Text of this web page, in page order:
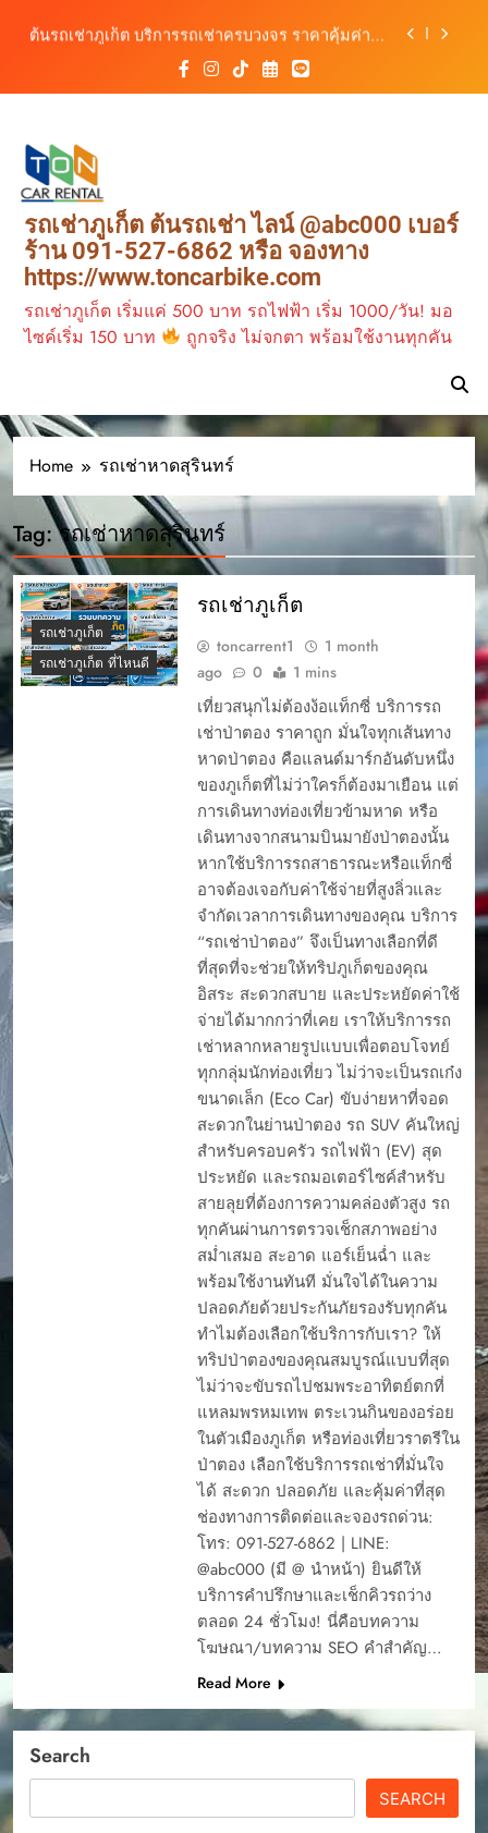
ต้นรถเช่าภูเก็ต บริการรถเช่าครบวงจร ราคาคุ้มค่า
เดินทางสะดวกทุกเส้นทาง
เช่ารถมอเตอร์ไซค์ภูเก็ต กับต้นรถเช่า เดินทาง
สะดวก ราคาประหยัด เริ่มต้นเพียง 150 บาท/วัน
เลือกหลากหลาย พร้อมบริการ 24 ชั่วโมง
วิเคราะห์ตลาดรถเช่าภูเก็ต 3 เดือนข้างหน้า:
สิงหาคม–ตุลาคม 2569
ต้นรถเช่าภูเก็ต บริการรถเช่าครบวงจร ราคาคุ้มค่า
เดินทางสะดวกทุกเส้นทาง
เช่ารถมอเตอร์ไซค์ภูเก็ต กับต้นรถเช่า เดินทาง
สะดวก ราคาประหยัด เริ่มต้นเพียง 150 บาท/วัน
รถเช่าภูเก็ต ต้นรถเช่า ไลน์ @abc000 เบอร์
ร้าน 091-527-6862 หรือ จองทาง
https://www.toncarbike.com
รถเช่าภูเก็ต เริ่มแค่ 500 บาท รถไฟฟ้า เริ่ม 1000/วัน! มอ
ไซค์เริ่ม 150 บาท
ถูกจริง ไม่จกตา พร้อมใช้งานทุกคัน
Home รถเช่าหาดสุรินทร์
Tag:รถเช่าหาดสุรินทร์
รถเช่าภูเก็ต
รถเช่าภูเก็ต ที่ไหนดี
รถเช่าภูเก็ต
toncarrent1
1 month
ago
0 1 mins
เที่ยวสนุกไม่ต้องง้อแท็กซี่ บริการรถ
เช่าป่าตอง ราคาถูก มั่นใจทุกเส้นทาง
หาดป่าตอง คือแลนด์มาร์กอันดับหนึ่ง
ของภูเก็ตที่ไม่ว่าใครก็ต้องมาเยือน แต่
การเดินทางท่องเที่ยวข้ามหาด หรือ
เดินทางจากสนามบินมายังป่าตองนั้น
หากใช้บริการรถสาธารณะหรือแท็กซี่
อาจต้องเจอกับค่าใช้จ่ายที่สูงลิ่วและ
จำกัดเวลาการเดินทางของคุณ บริการ
“รถเช่าป่าตอง” จึงเป็นทางเลือกที่ดี
ที่สุดที่จะช่วยให้ทริปภูเก็ตของคุณ
อิสระ สะดวกสบาย และประหยัดค่าใช้
จ่ายได้มากกว่าที่เคย เราให้บริการรถ
เช่าหลากหลายรูปแบบเพื่อตอบโจทย์
ทุกกลุ่มนักท่องเที่ยว ไม่ว่าจะเป็นรถเก๋ง
ขนาดเล็ก (Eco Car) ขับง่ายหาที่จอด
สะดวกในย่านป่าตอง รถ SUV คันใหญ่
สำหรับครอบครัว รถไฟฟ้า (EV) สุด
ประหยัด และรถมอเตอร์ไซค์สำหรับ
สายลุยที่ต้องการความคล่องตัวสูง รถ
ทุกคันผ่านการตรวจเช็กสภาพอย่าง
สม่ำเสมอ สะอาด แอร์เย็นฉ่ำ และ
พร้อมใช้งานทันที มั่นใจได้ในความ
ปลอดภัยด้วยประกันภัยรองรับทุกคัน
ทำไมต้องเลือกใช้บริการกับเรา? ให้
ทริปป่าตองของคุณสมบูรณ์แบบที่สุด
ไม่ว่าจะขับรถไปชมพระอาทิตย์ตกที่
แหลมพรหมเทพ ตระเวนกินของอร่อย
ในตัวเมืองภูเก็ต หรือท่องเที่ยวราตรีใน
ป่าตอง เลือกใช้บริการรถเช่าที่มั่นใจ
ได้ สะดวก ปลอดภัย และคุ้มค่าที่สุด
ช่องทางการติดต่อและจองรถด่วน:
โทร: 091-527-6862 | LINE:
@abc000 (มี @ นำหน้า) ยินดีให้
บริการคำปรึกษาและเช็กคิวรถว่าง
ตลอด 24 ชั่วโมง! นี่คือบทความ
โฆษณา/บทความ SEO คำสำคัญ…
Read More
Search
SEARCH